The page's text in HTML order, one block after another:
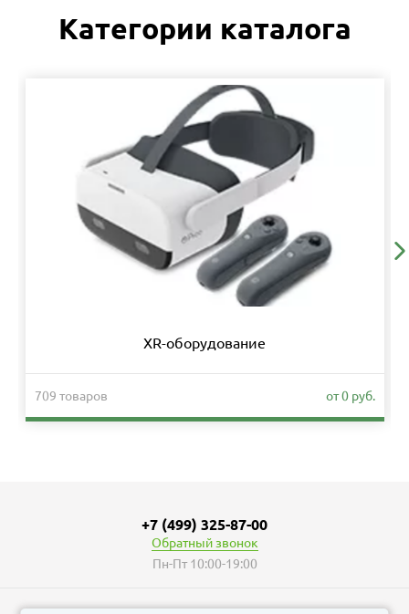
Категории каталога
XR-оборудование
709 товаров от 0 руб.
+7 (499) 325-87-00
Обратный звонок
Пн-Пт 10:00-19:00